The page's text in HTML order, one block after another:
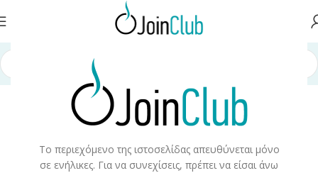
Το περιεχόμενο της ιστοσελίδας απευθύνεται μόνο
σε ενήλικες. Για να συνεχίσεις, πρέπει να είσαι άνω
/Συσκευές/Αναλώσιμα